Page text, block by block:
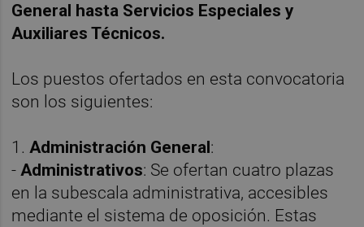
General hasta Servicios Especiales y
Auxiliares Técnicos.
Los puestos ofertados en esta convocatoria
son los siguientes:
1.Administración General:
-Administrativos: Se ofertan cuatro plazas
en la subescala administrativa, accesibles
mediante el sistema de oposición. Estas